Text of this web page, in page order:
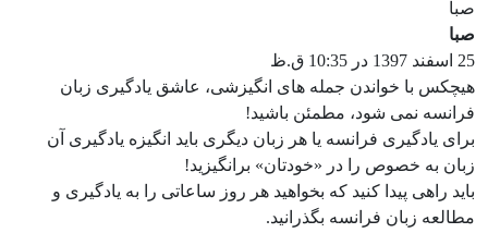
صبا
25 اسفند 1397 در 10:35 ق.ظ
هیچکس با خواندن جمله های انگیزشی، عاشق یادگیری زبان
فرانسه نمی شود، مطمئن باشید!
برای یادگیری فرانسه یا هر زبان دیگری باید انگیزه یادگیری آن
زبان به خصوص را در «خودتان» برانگیزید!
باید راهی پیدا کنید که بخواهید هر روز ساعاتی را به یادگیری و
مطالعه زبان فرانسه بگذرانید.